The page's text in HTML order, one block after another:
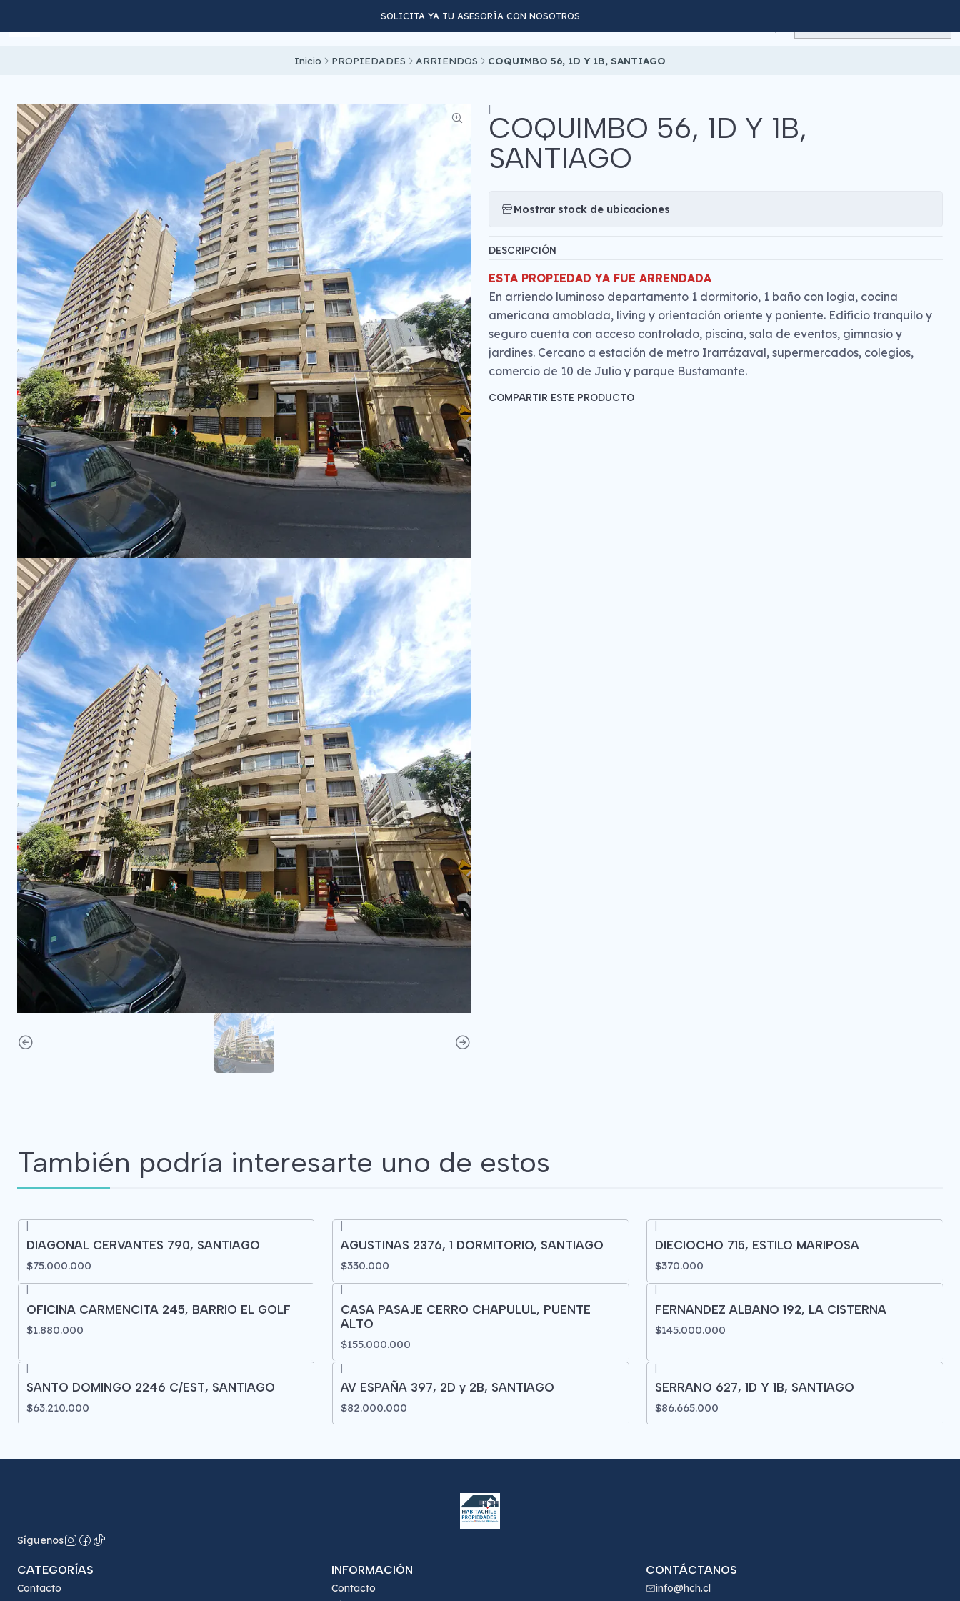
PROPIEDADES CONTACTO
SOLICITA YA TU ASESORÍA CON NOSOTROS
Inicio PROPIEDADES ARRIENDOS COQUIMBO 56, 1D Y 1B, SANTIAGO
|
COQUIMBO 56, 1D Y 1B,
SANTIAGO
Mostrar stock de ubicaciones
DESCRIPCIÓN
ESTA PROPIEDAD YA FUE ARRENDADA
En arriendo luminoso departamento 1 dormitorio, 1 baño con logia, cocina
americana amoblada, living y orientación oriente y poniente. Edificio tranquilo y
seguro cuenta con acceso controlado, piscina, sala de eventos, gimnasio y
jardines. Cercano a estación de metro Irarrázaval, supermercados, colegios,
comercio de 10 de Julio y parque Bustamante.
COMPARTIR ESTE PRODUCTO
También podría interesarte uno de estos
DIAGONAL CERVANTES 790, SANTIAGO
$75.000.000
AGUSTINAS 2376, 1 DORMITORIO, SANTIAGO
$330.000
DIECIOCHO 715, ESTILO MARIPOSA
$370.000
OFICINA CARMENCITA 245, BARRIO EL GOLF
$1.880.000
CASA PASAJE CERRO CHAPULUL, PUENTE
ALTO
$155.000.000
FERNANDEZ ALBANO 192, LA CISTERNA
$145.000.000
SANTO DOMINGO 2246 C/EST, SANTIAGO
$63.210.000
AV ESPAÑA 397, 2D y 2B, SANTIAGO
$82.000.000
SERRANO 627, 1D Y 1B, SANTIAGO
$86.665.000
Síguenos
CATEGORÍAS
Contacto
INFORMACIÓN
Contacto
CONTÁCTANOS
info@hch.cl